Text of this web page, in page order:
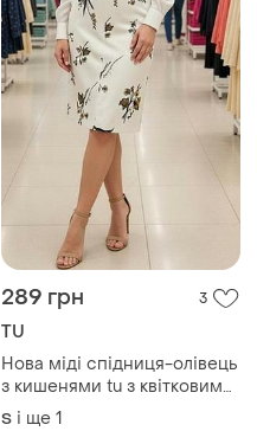
289 грн 3
TU
Нова міді спідниця-олівець
з кишенями tu з квітковим
принтом
S і ще 1